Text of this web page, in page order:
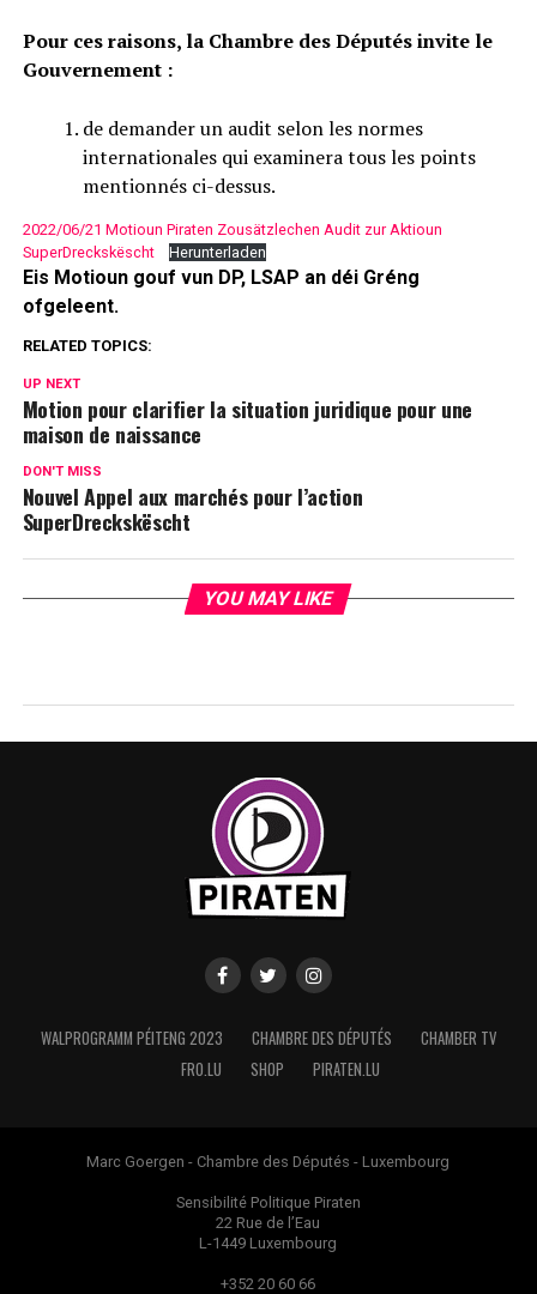
Pour ces raisons, la Chambre des Députés invite le
Gouvernement :
de demander un audit selon les normes
internationales qui examinera tous les points
mentionnés ci-dessus.
2022/06/21 Motioun Piraten Zousätzlechen Audit zur Aktioun
SuperDreckskëscht
Herunterladen
Eis Motioun gouf vun DP, LSAP an déi Gréng
ofgeleent.
RELATED TOPICS:
UP NEXT
Motion pour clarifier la situation juridique pour une
maison de naissance
DON'T MISS
Nouvel Appel aux marchés pour l’action
SuperDreckskëscht
YOU MAY LIKE
WALPROGRAMM PÉITENG 2023 CHAMBRE DES DÉPUTÉS
CHAMBER TV
FRO.LU
SHOP PIRATEN.LU
Marc Goergen - Chambre des Députés - Luxembourg
Sensibilité Politique Piraten
22 Rue de l’Eau
L-1449 Luxembourg
+352 20 60 66